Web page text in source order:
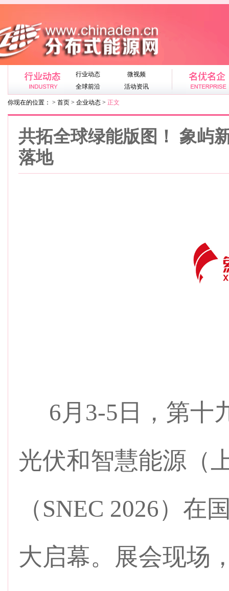
行业动态
全球前沿
微视频
活动资讯
你现在的位置： > 首页 > 企业动态 > 正文
共拓全球绿能版图！ 象屿
落地
6月3-5日，第十
光伏和智慧能源（
（SNEC 2026）
大启幕。展会现场